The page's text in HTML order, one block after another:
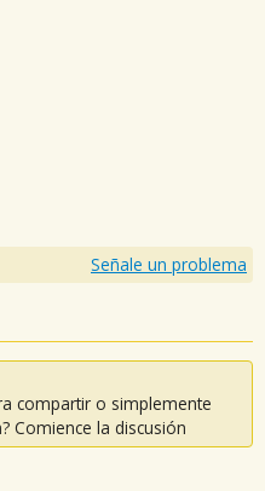
Señale un problema
compartir o simplemente
Comience la discusión